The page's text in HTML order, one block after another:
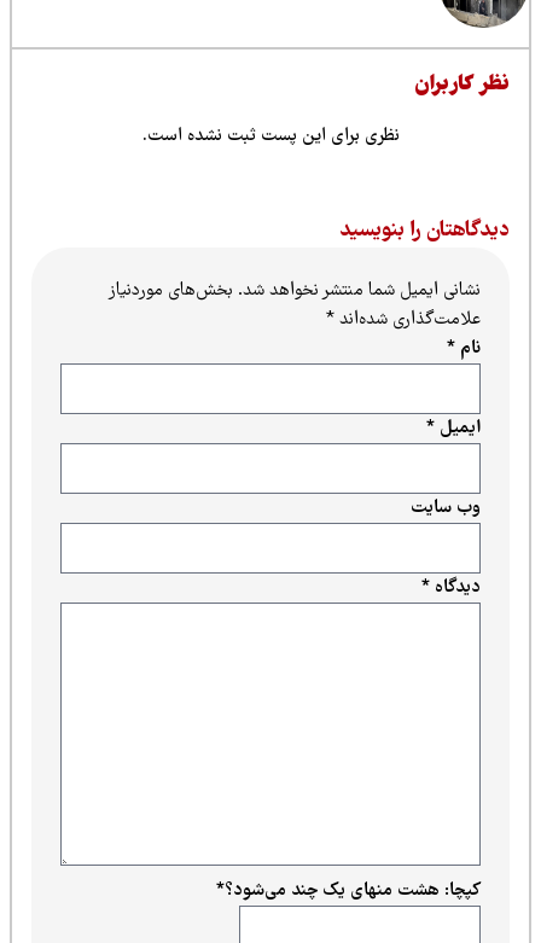
کاربران
نظری برای این پست ثبت نشده است.
را بنویسید
نشانی ایمیل شما منتشر نخواهد شد.بخش‌های موردنیاز
علامت‌گذاری شده‌اند*
دیدگاه*
ایمیل*
وب‌ سایت
کپچا: هشت منهای یک چند می‌شود؟*